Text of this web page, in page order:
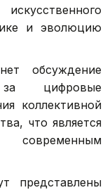
и эволюцию
обсуждение
за цифровые
коллективной
что является
представлены